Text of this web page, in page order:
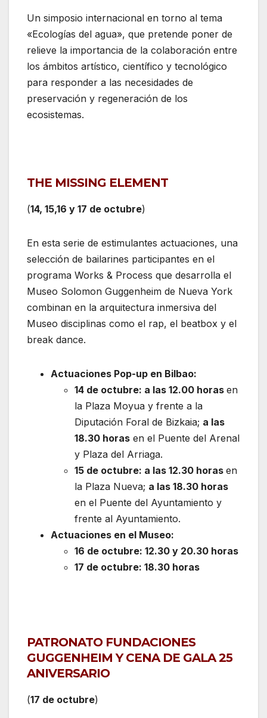
Un simposio internacional en torno al tema
«Ecologías del agua», que pretende poner de
relieve la importancia de la colaboración entre
los ámbitos artístico, científico y tecnológico
para responder a las necesidades de
preservación y regeneración de los
ecosistemas.
THE MISSING ELEMENT
(14, 15,16 y 17 de octubre)
En esta serie de estimulantes actuaciones, una
selección de bailarines participantes en el
programa Works & Process que desarrolla el
Museo Solomon Guggenheim de Nueva York
combinan en la arquitectura inmersiva del
Museo disciplinas como el rap, el beatbox y el
break dance.
Actuaciones Pop-up en Bilbao:
14 de octubre: a las 12.00 horas en
la Plaza Moyua y frente a la
Diputación Foral de Bizkaia; a las
18.30 horas en el Puente del Arenal
y Plaza del Arriaga.
15 de octubre: a las 12.30 horas en
la Plaza Nueva; a las 18.30 horas
en el Puente del Ayuntamiento y
frente al Ayuntamiento.
Actuaciones en el Museo:
16 de octubre: 12.30 y 20.30 horas
17 de octubre: 18.30 horas
PATRONATO FUNDACIONES
GUGGENHEIM Y CENA DE GALA 25
ANIVERSARIO
(17 de octubre)